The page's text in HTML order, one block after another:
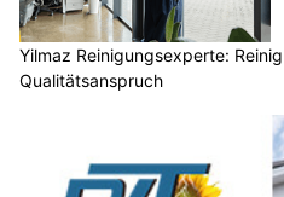
Yilmaz Reinigungsexperte:
Qualitätsanspruch